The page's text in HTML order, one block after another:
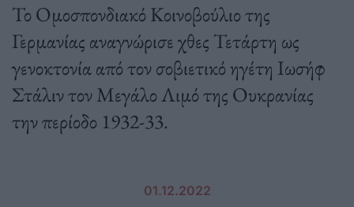
Το Ομοσπονδιακό Κοινοβούλιο της
Γερμανίας αναγνώρισε χθες Τετάρτη ως
γενοκτονία από τον σοβιετικό ηγέτη Ιωσήφ
Στάλιν τον Μεγάλο Λιμό της Ουκρανίας
την περίοδο 1932-33.
01.12.2022